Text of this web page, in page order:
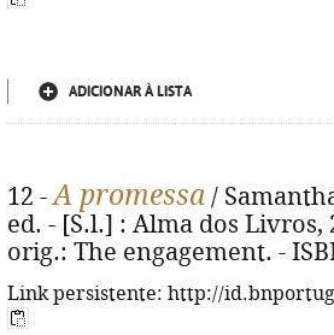
ADICIONAR À LISTA
12 -A promessa /
ed. - [S.l.] : Alma dos Livros,
orig.: The engagement. -
Link persistente: http://